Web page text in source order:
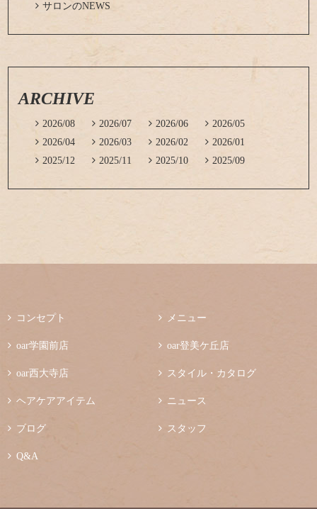
 サロンのNEWS
ARCHIVE
 2026/08  2026/07  2026/06  2026/05
 2026/04  2026/03  2026/02  2026/01
 2025/12  2025/11  2025/10  2025/09
 コンセプト  メニュー
 oar学園前店  oar登美ケ丘店
 oar西大寺店  スタイル・カタログ
 ヘアケアアイテム  ニュース
 ブログ  スタッフ
 Q&A